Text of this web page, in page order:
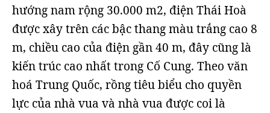
hướng nam rộng 30.000 m2, điện Thái Hoà
được xây trên các bậc thang màu trắng cao 8
m, chiều cao của điện gần 40 m, đây cũng là
kiến trúc cao nhất trong Cố Cung. Theo văn
hoá Trung Quốc, rồng tiêu biểu cho quyền
lực của nhà vua và nhà vua được coi là